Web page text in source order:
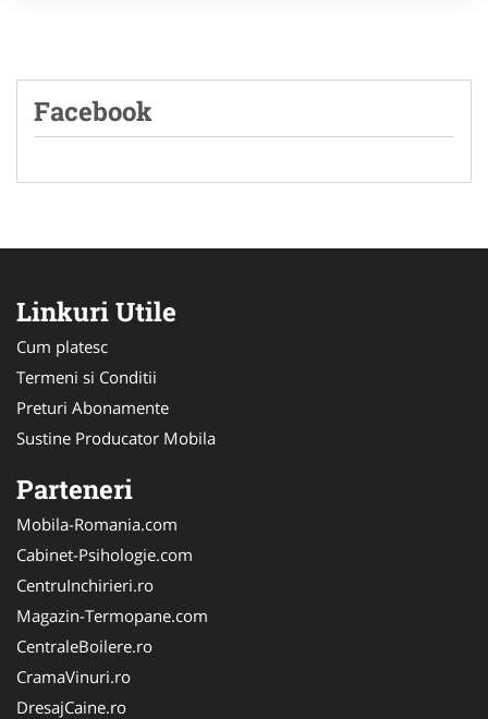
Facebook
Linkuri Utile
Cum platesc
Termeni si Conditii
Preturi Abonamente
Sustine Producator Mobila
Parteneri
Mobila-Romania.com
Cabinet-Psihologie.com
CentruInchirieri.ro
Magazin-Termopane.com
CentraleBoilere.ro
CramaVinuri.ro
DresajCaine.ro